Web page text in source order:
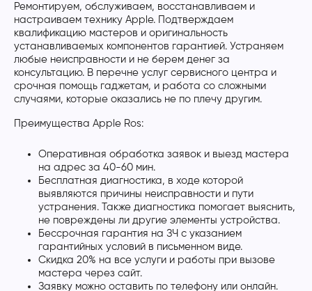
Ремонтируем, обслуживаем, восстанавливаем и
настраиваем технику Apple. Подтверждаем
квалификацию мастеров и оригинальность
устанавливаемых компонентов гарантией. Устраняем
любые неисправности и не берем денег за
консультацию. В перечне услуг сервисного центра и
срочная помощь гаджетам, и работа со сложными
случаями, которые оказались не по плечу другим.
Преимущества Apple Ros:
Оперативная обработка заявок и выезд мастера
на адрес за 40-60 мин.
Бесплатная диагностика, в ходе которой
выявляются причины неисправности и пути
устранения. Также диагностика помогает выяснить,
не повреждены ли другие элементы устройства.
Бессрочная гарантия на ЗЧ с указанием
гарантийных условий в письменном виде.
Скидка 20% на все услуги и работы при вызове
мастера через сайт.
Заявку можно оставить по телефону или онлайн.